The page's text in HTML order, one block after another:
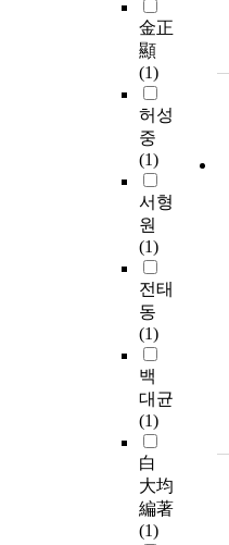
金正
顯
(1)
허성
중
(1)
서형
원
(1)
전태
동
(1)
백
대균
(1)
白
大均
編著
(1)